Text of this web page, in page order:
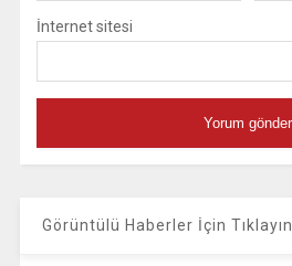
İnternet sitesi
Görüntülü Haberler İçin Tıklayın